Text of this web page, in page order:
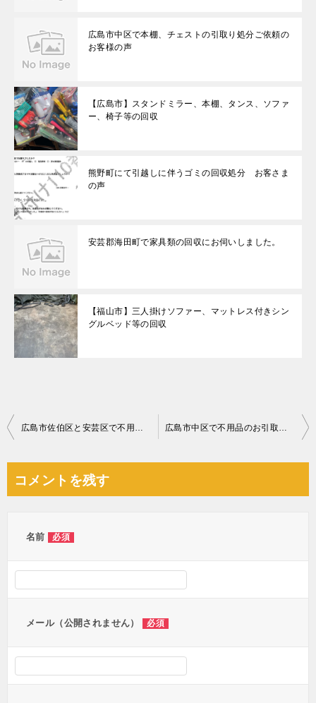
広島市中区で本棚、チェストの引取り処分ご依頼の
お客様の声
【広島市】スタンドミラー、本棚、タンス、ソファ
ー、椅子等の回収
熊野町にて引越しに伴うゴミの回収処分 お客さま
の声
安芸郡海田町で家具類の回収にお伺いしました。
【福山市】三人掛けソファー、マットレス付きシン
グルベッド等の回収
投
ビ
広島市佐伯区と安芸区で不用品のお引取りに行ってきました 広島市中区で不用品のお引取りに行ってきました
コメントを残す
名前 必須
メール（公開されません） 必須